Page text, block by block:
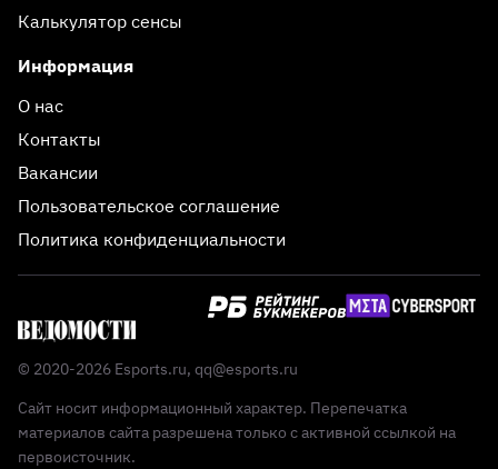
Калькулятор сенсы
Информация
О нас
Контакты
Вакансии
Пользовательское соглашение
Политика конфиденциальности
© 2020-2026 Esports.ru, qq@esports.ru
Сайт носит информационный характер. Перепечатка
материалов сайта разрешена только с активной ссылкой на
первоисточник.